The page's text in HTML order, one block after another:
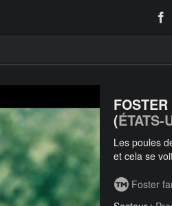
(ÉTATS-
Les poules
et cela se
Foster